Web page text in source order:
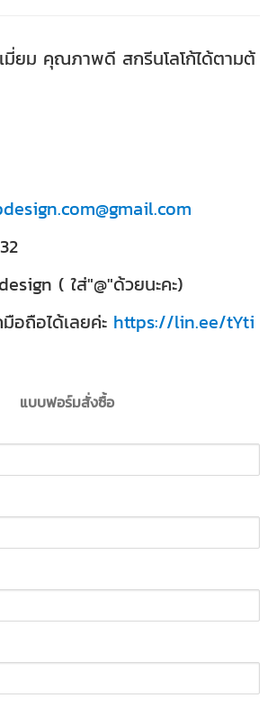
มี่ยม คุณภาพดี สกรีนโลโก้ได้ตามต้
( ใส่"@"ด้วยนะคะ)
อถือได้เลยค่ะ https://lin.ee/tYti
แบบฟอร์มสั่งซื้อ